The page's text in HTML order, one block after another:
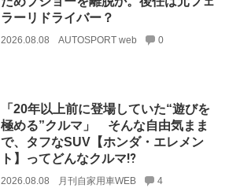
ラーリドライバー？
2026.08.08 AUTOSPORT web 0
「20年以上前に登場していた“遊びを
極める”クルマ」 そんな自由気まま
で、タフなSUV【ホンダ・エレメン
ト】ってどんなクルマ⁉︎
2026.08.08 月刊自家用車WEB 4